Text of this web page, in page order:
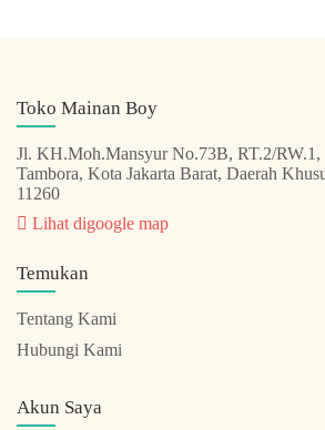
Toko Mainan Boy
Jl. KH.Moh.Mansyur No.73B, RT.2/RW.1,
Tambora, Kota Jakarta Barat, Daerah
11260
Lihat digoogle map
Temukan
Tentang Kami
Hubungi Kami
Akun Saya